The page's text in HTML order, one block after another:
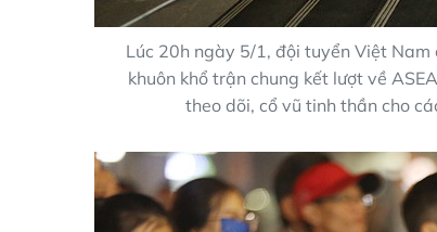
Lúc 20h ngày 5/1, đội tuyển Việt
khuôn khổ trận chung kết lượt về
theo dõi, cổ vũ tinh thần cho